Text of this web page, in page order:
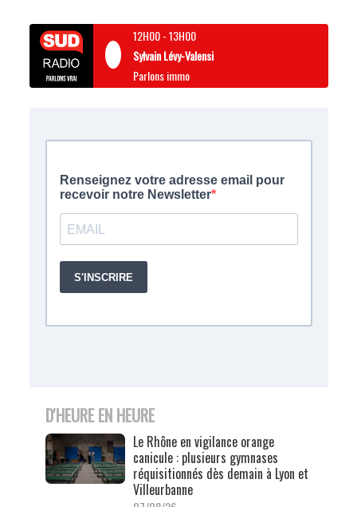
12H00-13H00
Sylvain Lévy-Valensi
Parlons immo
D'HEURE EN HEURE
Le Rhône en vigilance orange
canicule : plusieurs gymnases
réquisitionnés dès demain à Lyon et
Villeurbanne